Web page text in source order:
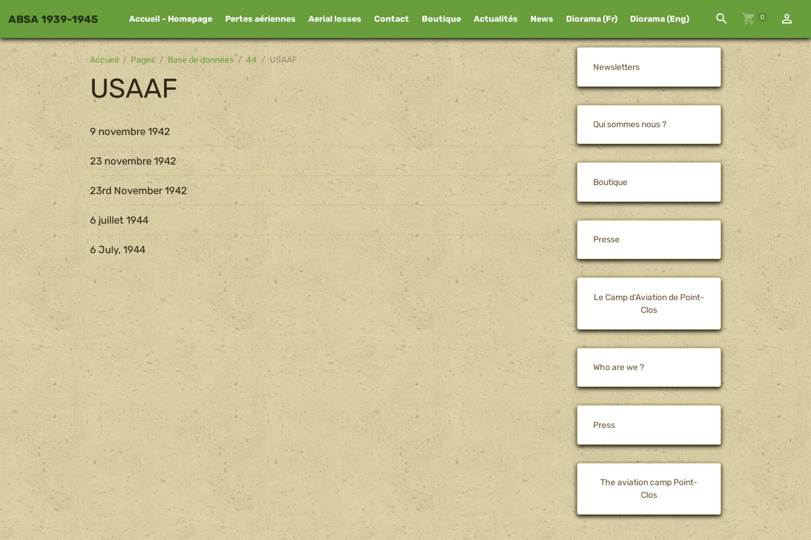
ABSA 1939-1945 Accueil - Homepage Pertes aériennes Aerial losses Contact Boutique Actualités News Diorama (Fr) Diorama (Eng) 0
Accueil Pages Base de données 44 USAAF
USAAF
9 novembre 1942
23 novembre 1942
23rd November 1942
6 juillet 1944
6 July, 1944
Newsletters
Qui sommes nous ?
Boutique
Presse
Le Camp d'Aviation de Point-
Clos
Who are we ?
Press
The aviation camp Point-
Clos